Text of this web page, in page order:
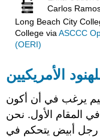
Carlos
Long Beach City
Collegevia ASCCC
(OERI)
الأمريكيين
يرغب في أن أكون
المقام الأول. نحن
رجل أبيض يتحكم في